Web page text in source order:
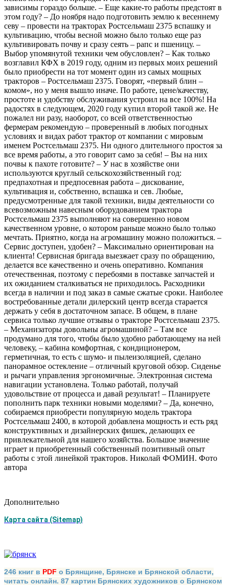
зависимы гораздо больше. – Еще какие-то работы предстоят в
этом году? – До ноября надо подготовить землю к весеннему
севу – провести на тракторах Ростсельмаш 2375 вспашку и
культивацию, чтобы весной можно было только еще раз
культивировать почву и сразу сеять – рапс и пшеницу. –
Выбор упомянутой техники чем обусловлен? – Как только
возглавил КФХ в 2019 году, одним из первых моих решений
было приобрести на тот момент один из самых мощных
тракторов – Ростсельмаш 2375. Говорят, «первый блин –
комом», но у меня вышло иначе. По работе, цене/качеству,
простоте и удобству обслуживания устроил на все 100%! На
радостях в следующем, 2020 году купил второй такой же. Не
пожалел ни разу, наоборот, со всей ответственностью
фермерам рекомендую – проверенный в любых погодных
условиях и видах работ трактор от компании с мировым
именем Ростсельмаш 2375. Ни одного длительного простоя за
все время работы, а это говорит само за себя! – Вы на них
почвы к пахоте готовите? – У нас в хозяйстве они
используются круглый сельскохозяйственный год:
предпахотная и предпосевная работа – дискование,
культивация и, собственно, вспашка и сев. Любые,
предусмотренные для такой техники, виды деятельности со
всевозможным навесным оборудованием трактора
Ростсельмаш 2375 выполняют на совершенно новом
качественном уровне, о котором раньше можно было только
мечтать. Приятно, когда на агромашину можно положиться. –
Сервис доступен, удобен? – Максимально ориентирован на
клиента! Сервисная бригада выезжает сразу по обращению,
делается все качественно и очень оперативно. Компания
отечественная, поэтому с перебоями в поставке запчастей и
их ожиданием сталкиваться не приходилось. Расходники
всегда в наличии и под заказ в самые сжатые сроки. Наиболее
востребованные детали дилерский центр всегда старается
держать у себя в достаточном запасе. В общем, в плане
сервиса только лучшие отзывы о тракторе Ростсельмаш 2375.
– Механизаторы довольны агромашиной? – Там все
продумано для того, чтобы было удобно работающему на ней
человеку, – кабина комфортная, с кондиционером,
герметичная, то есть с шумо- и пылеизоляцией, сделано
панорамное остекление – отличный круговой обзор. Сиденье
и рычаги управления эргономичные. Электронная система
навигации установлена. Только работай, получай
удовольствие от процесса и давай результат! – Планируете
пополнить парк техники новыми моделями? – Да, конечно,
собираемся приобрести популярную модель трактора
Ростсельмаш 2400, в которой добавлена мощность и есть ряд
конструктивных и дизайнерских фишек, делающих ее
привлекательной для нашего хозяйства. Большое значение
играет и приобретенный собственный позитивный опыт
работы с этой линейкой тракторов. Николай ФОМИН. Фото
автора
Дополнительно
Карта сайта (Sitemap)
246 книг в PDF о Брянщине, Брянске и Брянской области,
читать онлайн. 87 картин Брянских художников о Брянском